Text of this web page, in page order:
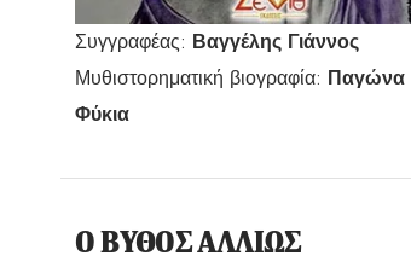
Συγγραφέας: Βαγγέλης Γιάννος
Μυθιστορηματική βιογραφία: Παγώνα
Φύκια
Ο ΒΥΘΟΣ ΑΛΛΙΩΣ